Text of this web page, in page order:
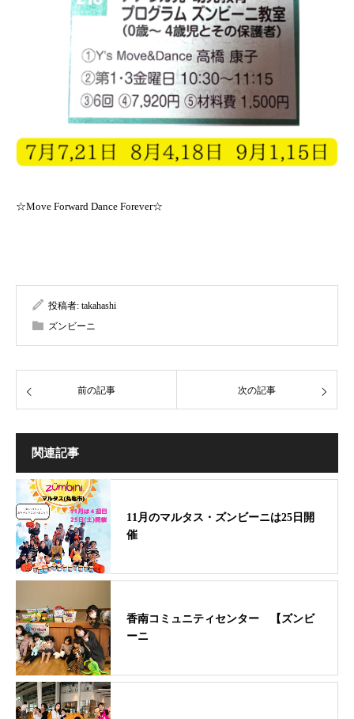
☆Move Forward Dance Forever☆
投稿者: takahashi
ズンビーニ
前の記事 次の記事
関連記事
11月のマルタス・ズンビーニは25日開
催
香南コミュニティセンター 【ズンビ
ーニ